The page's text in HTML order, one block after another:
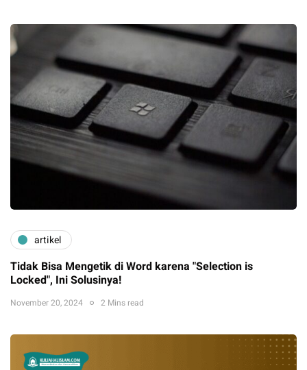
artikel
Tidak Bisa Mengetik di Word karena "Selection is
Locked", Ini Solusinya!
November 20, 2024 2 Mins read